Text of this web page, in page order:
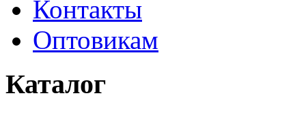
Контакты
Оптовикам
Каталог